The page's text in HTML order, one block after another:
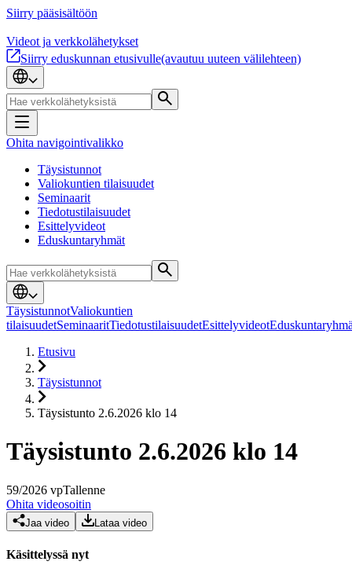
Siirry pääsisältöön
Videot ja verkkolähetykset
Siirry eduskunnan etusivulle(avautuu uuteen välilehteen)
Ohita navigointivalikko
Täysistunnot
Valiokuntien tilaisuudet
Seminaarit
Tiedotustilaisuudet
Esittelyvideot
Eduskuntaryhmät
TäysistunnotValiokuntien
tilaisuudetSeminaaritTiedotustilaisuudetEsittelyvideot
Etusivu
Täysistunnot
Täysistunto 2.6.2026 klo 14
Täysistunto 2.6.2026 klo 14
59/2026 vpTallenne
Ohita videosoitin
Jaa video Lataa video
Käsittelyssä nyt